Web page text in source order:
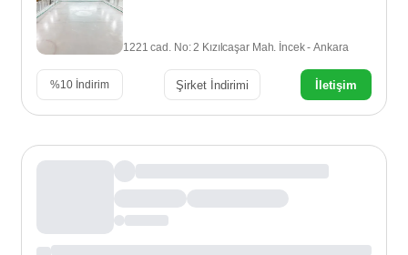
1221 cad. No: 2 Kızılcaşar Mah. İncek - Ankara
%10 İndirim Şirket İndirimi İletişim